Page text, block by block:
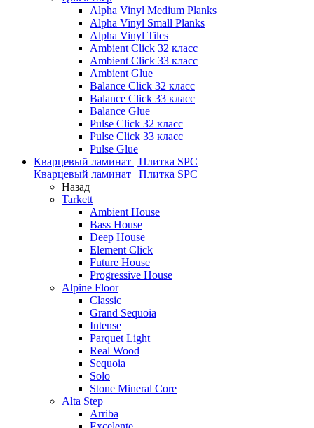
Alpha Vinyl Medium Planks
Alpha Vinyl Small Planks
Alpha Vinyl Tiles
Ambient Click 32 класс
Ambient Click 33 класс
Ambient Glue
Balance Click 32 класс
Balance Click 33 класс
Balance Glue
Pulse Click 32 класс
Pulse Click 33 класс
Pulse Glue
Кварцевый ламинат | Плитка SPC
Кварцевый ламинат | Плитка SPC
Назад
Tarkett
Ambient House
Bass House
Deep House
Element Click
Future House
Progressive House
Alpine Floor
Classic
Grand Sequoia
Intense
Parquet Light
Real Wood
Sequoia
Solo
Stone Mineral Core
Alta Step
Arriba